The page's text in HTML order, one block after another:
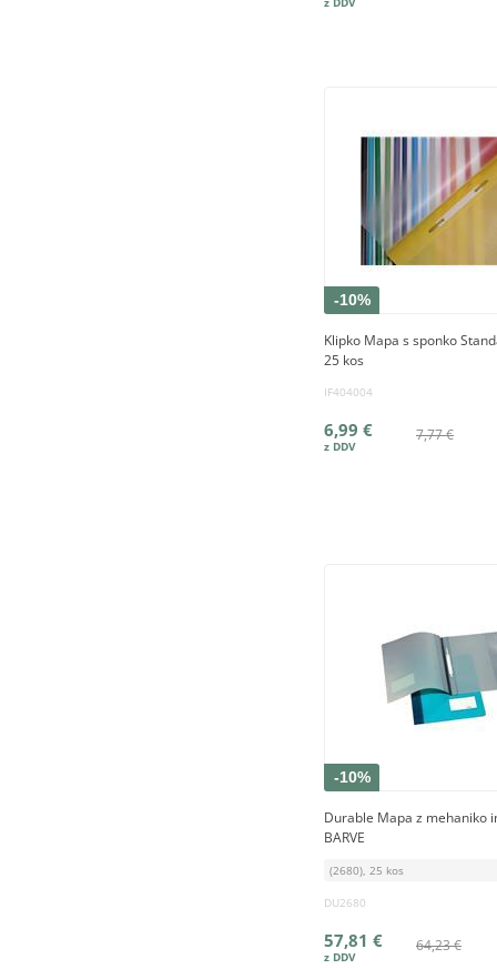
-10%
Klipko Mapa s sponko
25 kos
IF404004
7,77 €
6,99 €
-10%
Durable Mapa z mehaniko
BARVE
(2680), 25 kos
DU2680
64,23 €
57,81 €